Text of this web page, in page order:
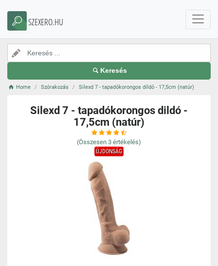
SZEXERO.HU
Keresés
Home Szórakozás Silexd 7 - tapadókorongos dildó - 17,5cm (natúr)
Silexd 7 - tapadókorongos dildó -
17,5cm (natúr)
(Összesen 3 értékelés)
ÚJDONSÁG